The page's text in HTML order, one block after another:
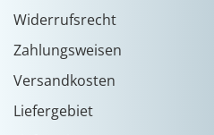
Widerrufsrecht
Zahlungsweisen
Versandkosten
Liefergebiet